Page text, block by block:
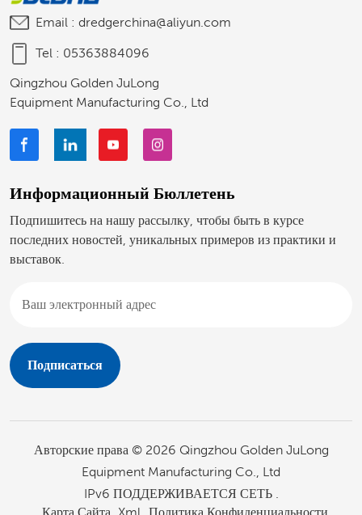
Email : dredgerchina@aliyun.com
Tel : 05363884096
Qingzhou Golden JuLong
Equipment Manufacturing Co., Ltd
Информационный Бюллетень
Подпишитесь на нашу рассылку, чтобы быть в курсе
последних новостей, уникальных примеров из практики и
выставок.
Авторские права © 2026 Qingzhou Golden JuLong
Equipment Manufacturing Co., Ltd
IPv6 ПОДДЕРЖИВАЕТСЯ СЕТЬ .